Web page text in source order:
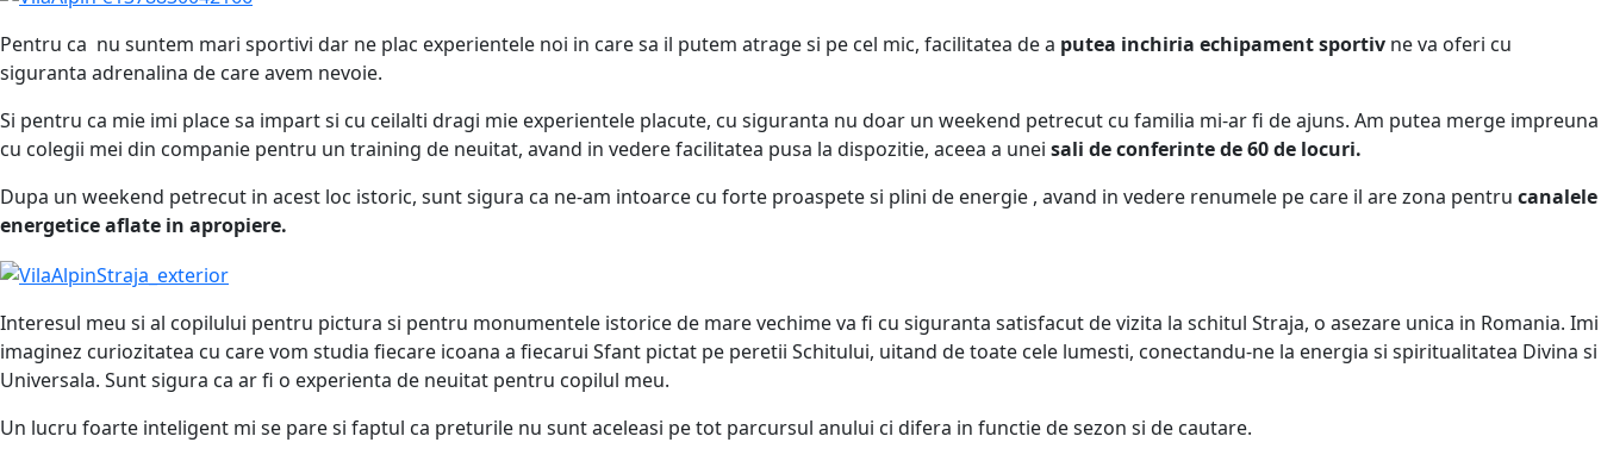
Pentru ca nu suntem mari sportivi dar ne plac experientele noi in care sa il putem atrage si pe cel mic, facilitatea de a putea inchiria echipament sportiv ne va oferi cu
siguranta adrenalina de care avem nevoie.
Si pentru ca mie imi place sa impart si cu ceilalti dragi mie experientele placute, cu siguranta nu doar un weekend petrecut cu familia mi-ar fi de ajuns. Am putea merge impreuna
cu colegii mei din companie pentru un training de neuitat, avand in vedere facilitatea pusa la dispozitie, aceea a unei sali de conferinte de 60 de locuri.
Dupa un weekend petrecut in acest loc istoric, sunt sigura ca ne-am intoarce cu forte proaspete si plini de energie , avand in vedere renumele pe care il are zona pentru canalele
energetice aflate in apropiere.
Interesul meu si al copilului pentru pictura si pentru monumentele istorice de mare vechime va fi cu siguranta satisfacut de vizita la schitul Straja, o asezare unica in Romania. Imi
imaginez curiozitatea cu care vom studia fiecare icoana a fiecarui Sfant pictat pe peretii Schitului, uitand de toate cele lumesti, conectandu-ne la energia si spiritualitatea Divina si
Universala. Sunt sigura ca ar fi o experienta de neuitat pentru copilul meu.
Un lucru foarte inteligent mi se pare si faptul ca preturile nu sunt aceleasi pe tot parcursul anului ci difera in functie de sezon si de cautare.